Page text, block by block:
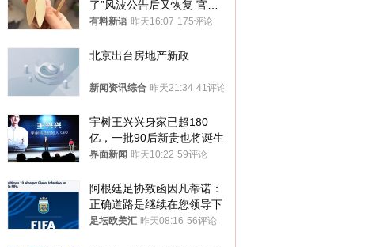
了”风波公告后又恢复 官媒
曾力挺：劝华为要大度的，
有料新语 昨天16:07 175评论
北京出台房地产新政
新闻资讯综合 昨天21:34 41评论
宇树王兴兴身家已超180
亿，一批90后新贵也将诞生
界面新闻 昨天10:22 59评论
阿根廷足协致函因凡蒂诺：
正确道路是继续在您领导下
足坛欧美汇 昨天08:16 56评论